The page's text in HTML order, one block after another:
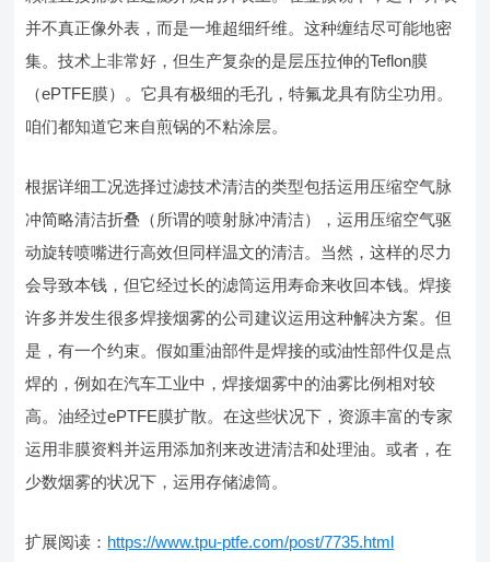
并不真正像外表，而是一堆超细纤维。这种缠结尽可能地密
集。技术上非常好，但生产复杂的是层压拉伸的Teflon膜
（ePTFE膜）。它具有极细的毛孔，特氟龙具有防尘功用。
咱们都知道它来自煎锅的不粘涂层。
根据详细工况选择过滤技术清洁的类型包括运用压缩空气脉
冲简略清洁折叠（所谓的喷射脉冲清洁），运用压缩空气驱
动旋转喷嘴进行高效但同样温文的清洁。当然，这样的尽力
会导致本钱，但它经过长的滤筒运用寿命来收回本钱。焊接
许多并发生很多焊接烟雾的公司建议运用这种解决方案。但
是，有一个约束。假如重油部件是焊接的或油性部件仅是点
焊的，例如在汽车工业中，焊接烟雾中的油雾比例相对较
高。油经过ePTFE膜扩散。在这些状况下，资源丰富的专家
运用非膜资料并运用添加剂来改进清洁和处理油。或者，在
少数烟雾的状况下，运用存储滤筒。
扩展阅读： https://www.tpu-ptfe.com/post/7735.html